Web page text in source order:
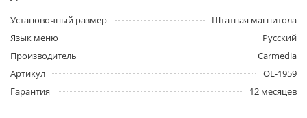
Установочный размер
Штатная магнитола
Язык меню
Русский
Производитель
Carmedia
Артикул
OL-1959
Гарантия
12 месяцев